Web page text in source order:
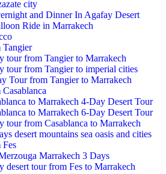
city
and Dinner In Agafay Desert
Ride in Marrakech
Tangier
tour from Tangier to Marrakech
tour from Tangier to imperial cities
Tour from Tangier to Marrakech
to Marrakech 4-Day Desert Tour
to Marrakech 6-Day Desert Tour
tour from Casablanca to Marrakech
desert mountains sea oasis and cities
Fes
Marrakech 3 Days
desert tour from Fes to Marrakech